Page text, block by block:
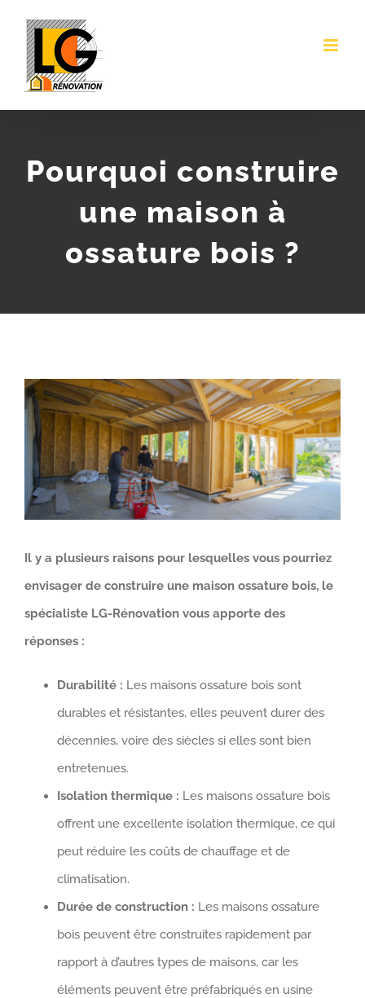
contenu
Pourquoi construire
une maison à
ossature bois ?
Voir
l'image
agrandie
Il y a plusieurs raisons pour lesquelles vous pourriez
envisager de construire une maison ossature bois, le
spécialiste LG-Rénovation vous apporte des
réponses :
Durabilité : Les maisons ossature bois sont
durables et résistantes, elles peuvent durer des
décennies, voire des siècles si elles sont bien
entretenues.
Isolation thermique : Les maisons ossature bois
offrent une excellente isolation thermique, ce qui
peut réduire les coûts de chauffage et de
climatisation.
Durée de construction : Les maisons ossature
bois peuvent être construites rapidement par
rapport à d’autres types de maisons, car les
éléments peuvent être préfabriqués en usine